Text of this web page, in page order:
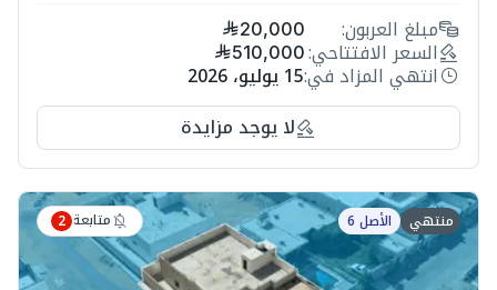
مبلغ العربون: 20,000
السعر الافتتاحي: 510,000
انتهي المزاد في:15 يوليو، 2026
لا يوجد مزايدة
منتهي الأصل 6 متابعة 2